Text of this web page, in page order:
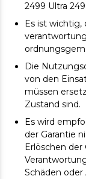
2499 Ultra
Es ist wichtig,
Die
von den
müssen
Zustand sind.
Es wird
der Garantie
Erlöschen
Schäden